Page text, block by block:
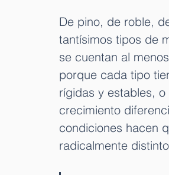
De pino, de roble,
tantísimos tipos de
se cuentan al
porque cada tipo
rígidas y estables,
crecimiento
condiciones hacen
radicalmente